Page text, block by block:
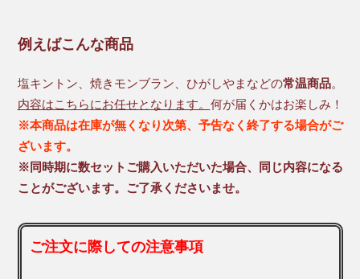
例えばこんな商品
塩キントン、焼きモンブラン、ひがしやまなどの常温商品。
内容はこちらにお任せとなります。 何が届くかはお楽しみ！
※本商品は在庫が無くなり次第、予告なく終了する場合がご
ざいます。
※同時期に数セットご購入いただいた場合、同じ内容になる
ことがございます。ご了承くださいませ。
ご注文に際しての注意事項